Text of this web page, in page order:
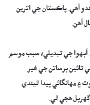
آهي. پاڪستان جي اترين
آهن.
جي تبديليءَ سبب موسم
برساتن جي غير
مهانگائي پيدا ٿيندي
هجي ٿي.